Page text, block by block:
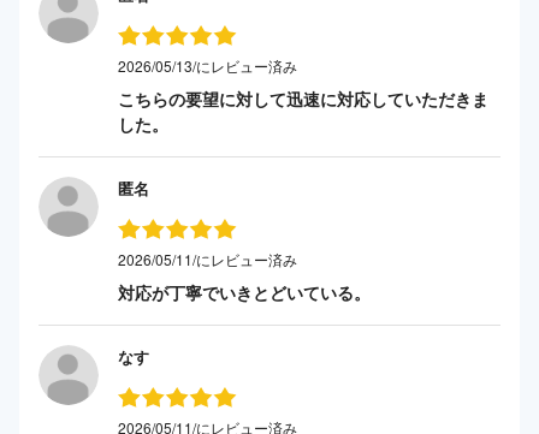
2026/05/13/にレビュー済み
こちらの要望に対して迅速に対応していただきま
した。
匿名
2026/05/11/にレビュー済み
対応が丁寧でいきとどいている。
なす
2026/05/11/にレビュー済み